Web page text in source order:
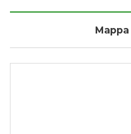
Mappa